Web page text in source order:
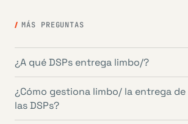
MÁS PREGUNTAS
¿A qué DSPs entrega limbo/?
¿Cómo gestiona limbo/ la entrega
las DSPs?